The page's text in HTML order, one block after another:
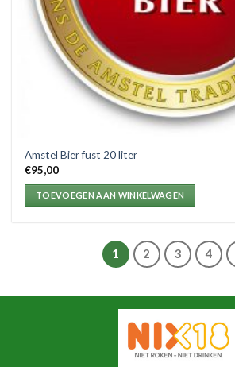
Amstel Bier fust 20 liter
€95,00
TOEVOEGEN AAN WINKELWAGEN
1 2 3 4